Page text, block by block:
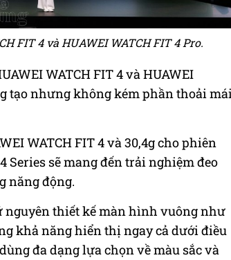
FIT 4 và HUAWEI WATCH FIT 4 Pro.
WATCH FIT 4 và HUAWEI
tạo nhưng không kém phần thoải
WATCH FIT 4 và 30,4g cho phiên
Series sẽ mang đến trải nghiệm đeo
năng động.
nguyên thiết kế màn hình vuông như
khả năng hiển thị ngay cả dưới điều
đa dạng lựa chọn về màu sắc và